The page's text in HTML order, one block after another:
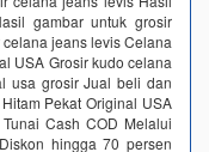
gambar untuk grosir
jeans levis Celana
USA Grosir kudo celana
usa grosir Jual beli dan
Pekat Original USA
Cash COD Melalui
hingga 70 persen